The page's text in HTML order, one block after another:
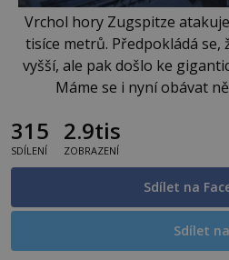
Vrchol hory Zugspitze
tisíce metrů. Předpokládá se,
vyšší, ale pak došlo ke
Máme se i nyní obávat
315
SDÍLENÍ
2.9tis
ZOBRAZENÍ
Sdílet na
Sdílet